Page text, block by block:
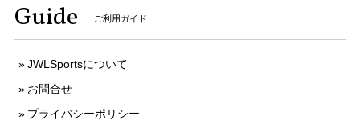
Guide ご利用ガイド
JWLSportsについて
お問合せ
プライバシーポリシー